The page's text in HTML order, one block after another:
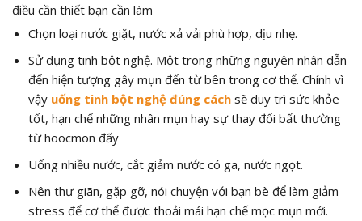
điều cần thiết bạn cần làm
Chọn loại nước giặt, nước xả vải phù hợp, dịu nhẹ.
Sử dụng tinh bột nghệ. Một trong những nguyên nhân dẫn
đến hiện tượng gây mụn đến từ bên trong cơ thể. Chính vì
vậy uống tinh bột nghệ đúng cáchsẽ duy trì sức khỏe
tốt, hạn chế những nhân mụn hay sự thay đổi bất thường
từ hoocmon đấy
Uống nhiều nước, cắt giảm nước có ga, nước ngọt.
Nên thư giãn, gặp gỡ, nói chuyện với bạn bè để làm giảm
stress để cơ thể được thoải mái hạn chế mọc mụn mới.